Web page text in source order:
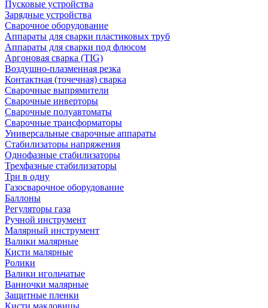
Пусковые устройства
Зарядные устройства
Сварочное оборудование
Аппараты для сварки пластиковых труб
Аппараты для сварки под флюсом
Аргоновая сварка (TIG)
Воздушно-плазменная резка
Контактная (точечная) сварка
Сварочные выпрямители
Сварочные инверторы
Сварочные полуавтоматы
Сварочные трансформаторы
Универсальные сварочные аппараты
Стабилизаторы напряжения
Однофазные стабилизаторы
Трехфазные стабилизаторы
Три в одну
Газосварочное оборудование
Баллоны
Регуляторы газа
Ручной инструмент
Малярный инструмент
Валики малярные
Кисти малярные
Ролики
Валики игольчатые
Ванночки малярные
Защитные пленки
Кисти макловицы